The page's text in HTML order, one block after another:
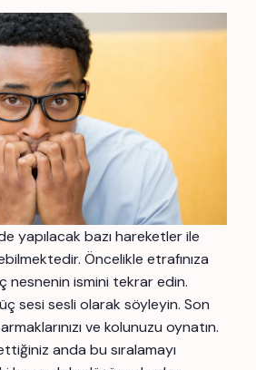
yapılacak bazı hareketler ile
Öncelikle etrafınıza
nesnenin ismini tekrar edin.
sesi sesli olarak söyleyin. Son
ve kolunuzu oynatın.
anda bu sıralamayı